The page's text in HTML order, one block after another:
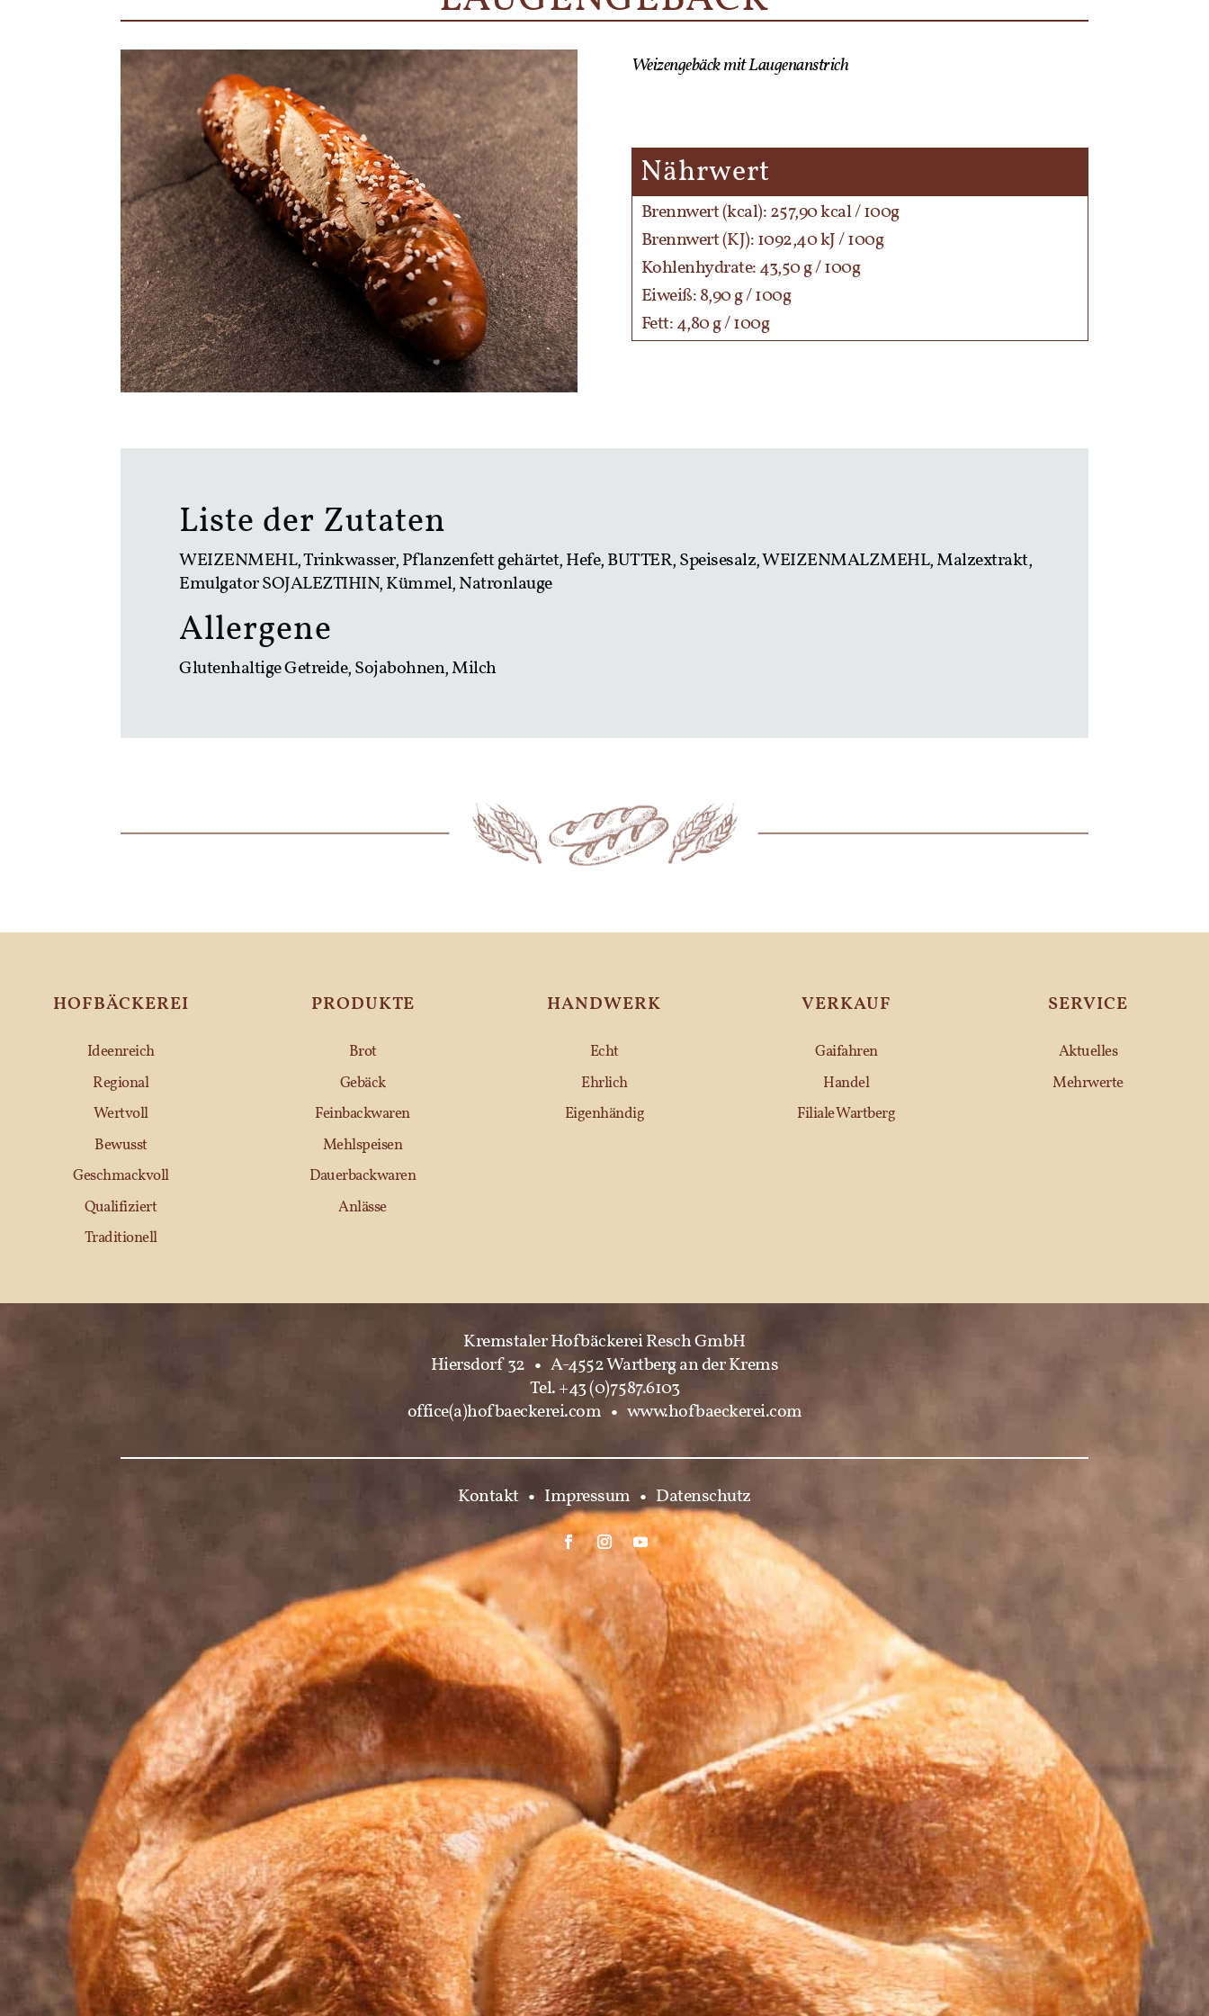
Weizengebäck mit Laugenanstrich
Nährwert
Brennwert (kcal): 257,90 kcal / 100g
Brennwert (KJ): 1092,40 kJ / 100g
Kohlenhydrate: 43,50 g / 100g
Eiweiß: 8,90 g / 100g
Fett: 4,80 g / 100g
Liste der Zutaten
WEIZENMEHL, Trinkwasser, Pflanzenfett gehärtet, Hefe, BUTTER, Speisesalz, WEIZENMALZMEHL, Malzextrakt,
Emulgator SOJALEZTIHIN, Kümmel, Natronlauge
Allergene
Glutenhaltige Getreide, Sojabohnen, Milch
HOFBÄCKEREI
Ideenreich
Regional
Wertvoll
Bewusst
Geschmackvoll
Qualifiziert
Traditionell
PRODUKTE
Brot
Gebäck
Feinbackwaren
Mehlspeisen
Dauerbackwaren
Anlässe
HANDWERK
Echt
Ehrlich
Eigenhändig
VERKAUF
Gaifahren
Handel
Filiale Wartberg
SERVICE
Aktuelles
Mehrwerte
Kremstaler Hofbäckerei Resch GmbH
Hiersdorf 32 • A-4552 Wartberg an der Krems
Tel. +43 (0)7587.6103
office(a)hofbaeckerei.com • www.hofbaeckerei.com
Kontakt • Impressum • Datenschutz